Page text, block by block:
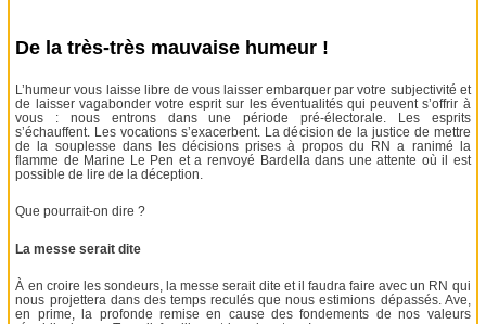
De la très-très mauvaise humeur !
L’humeur vous laisse libre de vous laisser embarquer par votre subjectivité et
de laisser vagabonder votre esprit sur les éventualités qui peuvent s’offrir à
vous : nous entrons dans une période pré-électorale. Les esprits
s’échauffent. Les vocations s’exacerbent. La décision de la justice de mettre
de la souplesse dans les décisions prises à propos du RN a ranimé la
flamme de Marine Le Pen et a renvoyé Bardella dans une attente où il est
possible de lire de la déception.
Que pourrait-on dire ?
La messe serait dite
À en croire les sondeurs, la messe serait dite et il faudra faire avec un RN qui
nous projettera dans des temps reculés que nous estimions dépassés. Ave,
en prime, la profonde remise en cause des fondements de nos valeurs